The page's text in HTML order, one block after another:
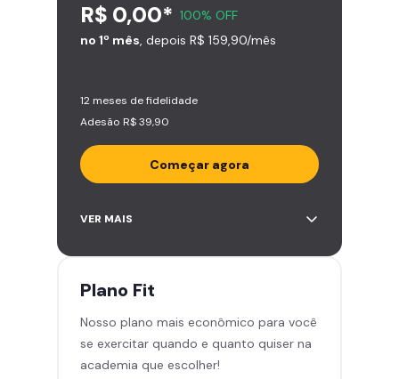
R$ 0,00* 100% OFF
no 1º mês, depois R$ 159,90/mês
12 meses de fidelidade
Adesão R$ 39,90
Começar agora
Acesso ilimitado a +2.000
Leve 5 amigos por mês para
Cadeira de massagem
Skeelo App (Audiobook)*
Área de musculação e aeróbicos
Smart Fit App
VER MAIS
Plano Fit
Nosso plano mais econômico para você
se exercitar quando e quanto quiser na
academia que escolher!